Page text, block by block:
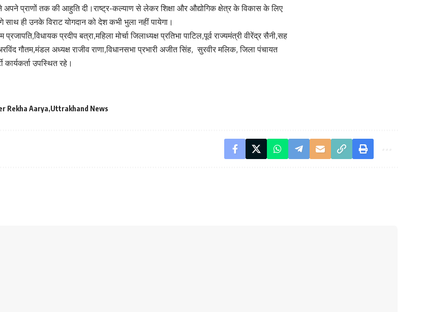
अपने प्राणों तक की आहुति दी।राष्ट्र-कल्याण से लेकर शिक्षा और औद्योगिक क्षेत्र के विकास के लिए
ही उनके विराट योगदान को देश कभी भुला नहीं पायेगा।
प्रदीप बत्रा,महिला मोर्चा जिलाध्यक्ष प्रतिभा पाटिल,पूर्व राज्यमंत्री वीरेंद्र सैनी,सह
गौतम,मंडल अध्यक्ष राजीव राणा,विधानसभा प्रभारी अजीत सिंह, सुरवीर मलिक, जिला पंचायत
उपस्थित रहे।
Rekha Aarya Uttrakhand News